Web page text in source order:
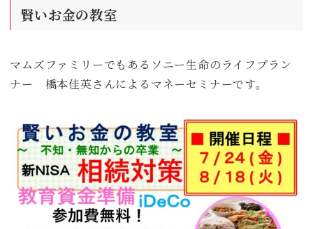
賢いお金の教室
マムズファミリーでもあるソニー生命のライフプラン
ナー 橋本佳英さんによるマネーセミナーです。